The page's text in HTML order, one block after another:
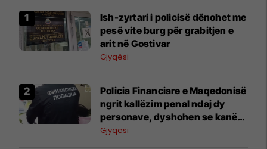
Ish-zyrtari i policisë dënohet me
pesë vite burg për grabitjen e
arit në Gostivar
Gjyqësi
Policia Financiare e Maqedonisë
ngrit kallëzim penal ndaj dy
personave, dyshohen se kanë
dëmtuar buxhetin e shtetit për
Gjyqësi